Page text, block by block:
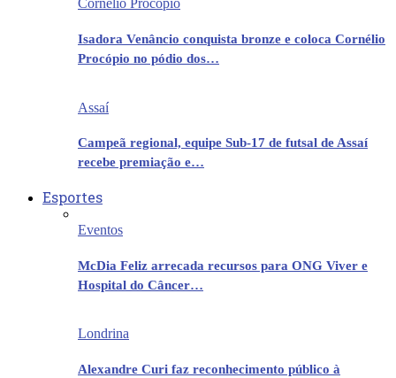
Cornélio Procópio
Isadora Venâncio conquista bronze e coloca Cornélio
Procópio no pódio dos…
Assaí
Campeã regional, equipe Sub-17 de futsal de Assaí
recebe premiação e…
Esportes
Eventos
McDia Feliz arrecada recursos para ONG Viver e
Hospital do Câncer…
Londrina
Alexandre Curi faz reconhecimento público à